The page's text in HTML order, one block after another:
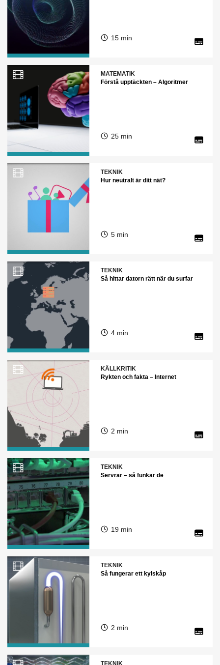
15 min
MATEMATIK
Förstå upptäckten – Algoritmer
25 min
TEKNIK
Hur neutralt är ditt nät?
5 min
TEKNIK
Så hittar datorn rätt när du surfar
4 min
KÄLLKRITIK
Rykten och fakta – Internet
2 min
TEKNIK
Servrar – så funkar de
19 min
TEKNIK
Så fungerar ett kylskåp
2 min
TEKNIK